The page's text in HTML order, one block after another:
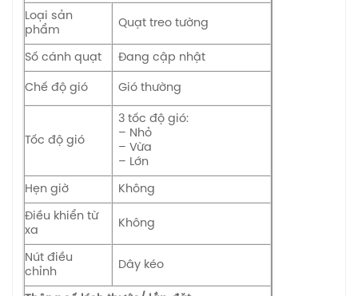
Loại sản
phẩm
Quạt treo tường
Số cánh quạt Đang cập nhật
Chế độ gió Gió thường
Tốc độ gió
3 tốc độ gió:
– Nhỏ
– Vừa
– Lớn
Hẹn giờ Không
Điều khiển từ
xa
Không
Nút điều
chỉnh
Dây kéo